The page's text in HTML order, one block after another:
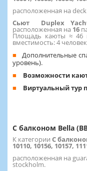
расположенная на
Сьют Duplex
расположенная на 16
Площадь каюты ≈ 46
вместимость: 4
Дополнительные
уровень).
Возможности
Виртуальный тур
С балконом Bella
К категории С
10110, 10156, 10157,
расположенная на
stockholm.